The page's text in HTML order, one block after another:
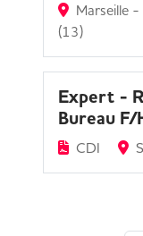
Marseille
(13)
Expert -
Bureau F/
CDI